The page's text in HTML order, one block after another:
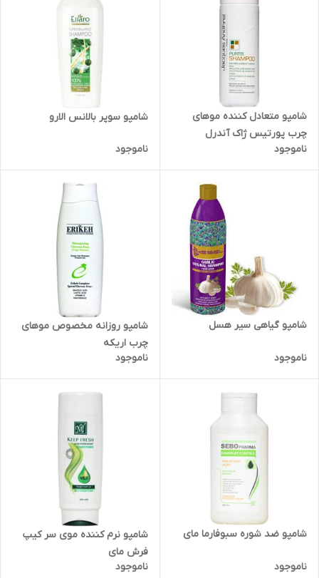
شامپو متعادل کننده موهای
چرب پورتیس ژاک آندرل
ناموجود
شامپو سوپر بالانس الارو
ناموجود
شامپو گیاهی سیر هسل
ناموجود
شامپو روزانه مخصوص موهای
چرب اریکه
ناموجود
شامپو ضد شوره سبوفارما مای
ناموجود
شامپو نرم کننده موی سر کیپ
فرش مای
ناموجود